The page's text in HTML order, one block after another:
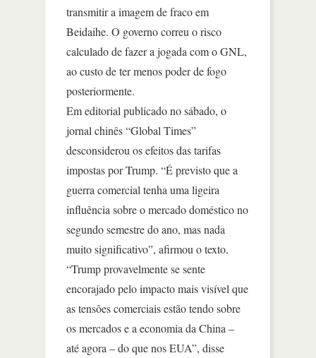
transmitir a imagem de fraco em
Beidaihe. O governo correu o risco
calculado de fazer a jogada com o GNL,
ao custo de ter menos poder de fogo
posteriormente.
Em editorial publicado no sábado, o
jornal chinês “Global Times”
desconsiderou os efeitos das tarifas
impostas por Trump. “É previsto que a
guerra comercial tenha uma ligeira
influência sobre o mercado doméstico no
segundo semestre do ano, mas nada
muito significativo”, afirmou o texto.
“Trump provavelmente se sente
encorajado pelo impacto mais visível que
as tensões comerciais estão tendo sobre
os mercados e a economia da China –
até agora – do que nos EUA”, disse